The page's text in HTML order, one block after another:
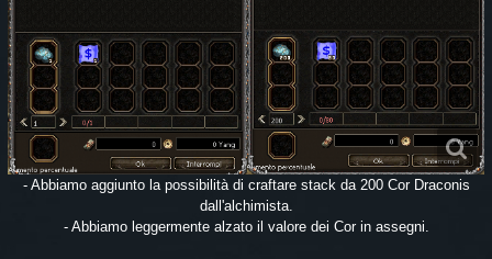
- Abbiamo aggiunto la possibilità di craftare stack da 200 Cor Draconis
dall'alchimista.
- Abbiamo leggermente alzato il valore dei Cor in assegni.